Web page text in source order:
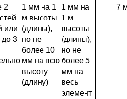
2
или
до 3
1 мм на 1
м высоты
(длины),
но не
более 10
мм на всю
высоту
(длину)
1 мм на
1 м
высоты
(длины),
но не
более 5
мм на
весь
элемент
7